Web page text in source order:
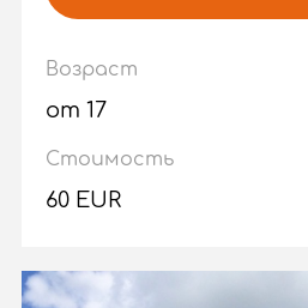
Возраст
от 17
Стоимость
60 EUR